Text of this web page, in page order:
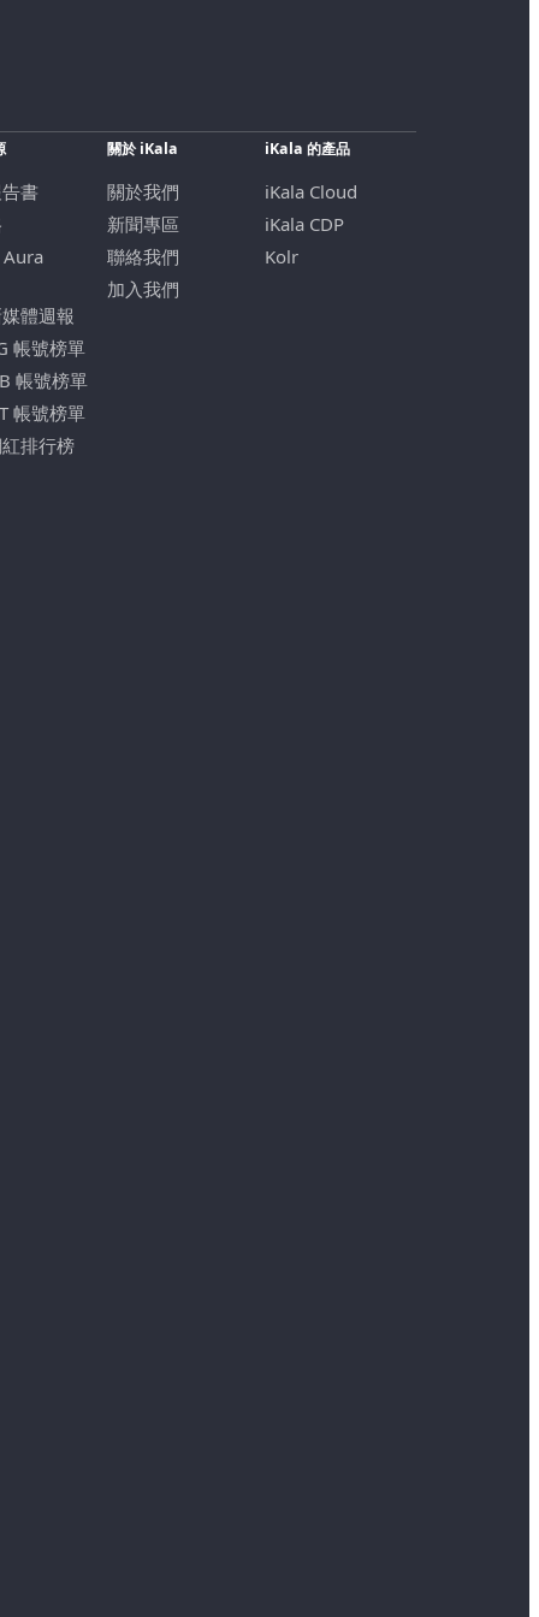
書
體週報
帳號榜單
帳號榜單
帳號榜單
排行榜
關於 iKala
關於我們
新聞專區
聯絡我們
加入我們
iKala 的產品
iKala Cloud
iKala CDP
Kolr